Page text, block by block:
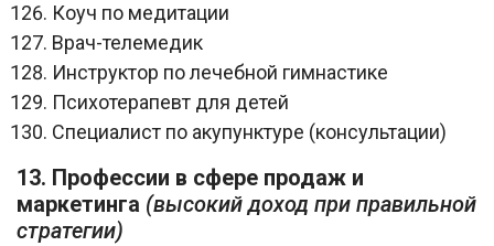
Коуч по медитации
Врач-телемедик
Инструктор по лечебной гимнастике
Психотерапевт для детей
Специалист по акупунктуре (консультации)
13. Профессии в сфере продаж и
маркетинга (высокий доход при правильной
стратегии)